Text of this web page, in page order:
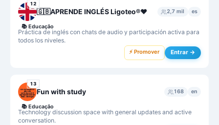
12
🇬🇧APRENDE INGLÉS Ligoteo®️❤️ 2,7 mil es
Práctica de inglés con chats de audio y participación activa para
todos los niveles.
📚 Educação
⚡ Promover Entrar →
13
Fun with study 168 en
Technology discussion space with general updates and active
conversation.
📚 Educação